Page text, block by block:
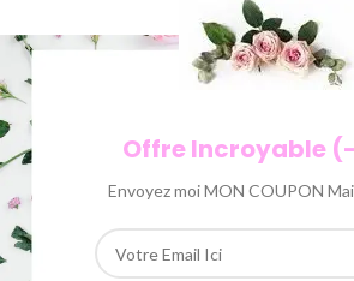
Offre Incroyable
Envoyez moi MON COUPON